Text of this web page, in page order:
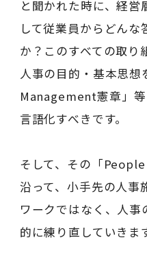
と聞かれた時に、経営
して従業員からどんな
か？このすべての取り
人事の目的・基本思
Management憲章」等
言語化すべきです。
そして、その「
沿って、小手先の人事
ワークではなく、人
的に練り直していきま